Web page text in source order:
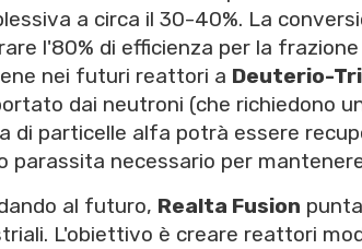
a circa il 30-40%. La
l'80% di efficienza per la
nei futuri reattori a Deuterio-
dai neutroni (che richiedono
di particelle alfa potrà essere
parassita necessario per
al futuro, Realta Fusion
L'obiettivo è creare reattori